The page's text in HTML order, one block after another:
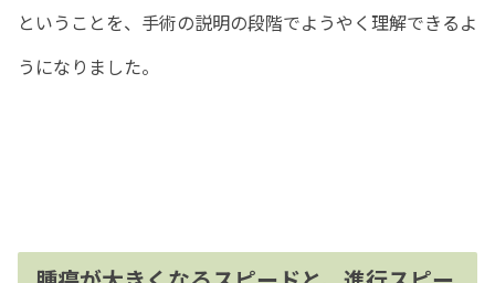
ということを、手術の説明の段階でようやく理解できるよ
うになりました。